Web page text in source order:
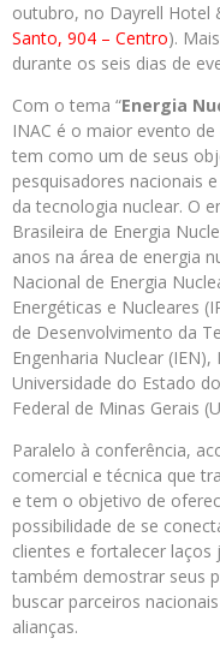
outubro, no Dayrell Hotel
Santo, 904 – Centro).
durante os seis dias de
Com o tema “Energia
INAC é o maior evento
tem como um de seus
pesquisadores nacionais
da tecnologia nuclear. O
Brasileira de Energia
anos na área de energia
Nacional de Energia
Energéticas e Nucleares
de Desenvolvimento da
Engenharia Nuclear
Universidade do Estado
Federal de Minas Gerais
Paralelo à conferência,
comercial e técnica que
e tem o objetivo de
possibilidade de se
clientes e fortalecer
também demostrar seus
buscar parceiros
alianças.